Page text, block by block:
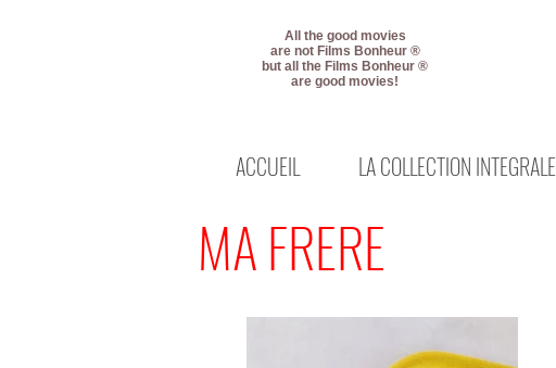
All the good movies
are not Films Bonheur ®
but all the Films Bonheur ®
are good movies!
ACCUEIL LA COLLECTION INTEGRALE
MA FRERE